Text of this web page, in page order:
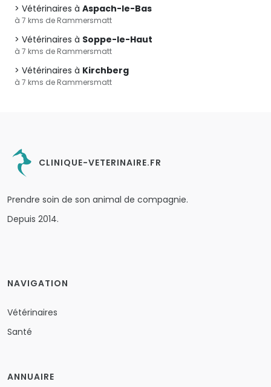
Vétérinaires à Aspach-le-Bas
à 7 kms de Rammersmatt
Vétérinaires à Soppe-le-Haut
à 7 kms de Rammersmatt
Vétérinaires à Kirchberg
à 7 kms de Rammersmatt
CLINIQUE-VETERINAIRE.FR
Prendre soin de son animal de compagnie.
Depuis 2014.
NAVIGATION
Vétérinaires
Santé
ANNUAIRE